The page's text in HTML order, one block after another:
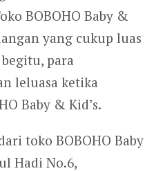
BOBOHO Baby &
yang cukup luas
para
leluasa ketika
Baby & Kid’s.
toko BOBOHO Baby
Hadi No.6,